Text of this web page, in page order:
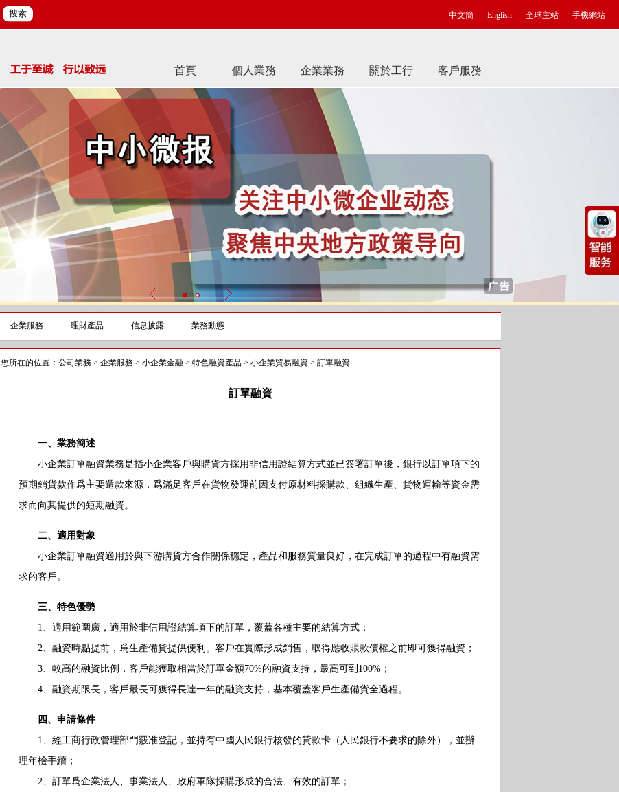
搜索 中文簡 English 全球主站 手機網站
首頁 個人業務 企業業務 關於工行 客戶服務
企業服務 理財產品 信息披露 業務動態
您所在的位置： 公司業務 > 企業服務 > 小企業金融 > 特色融資產品 > 小企業貿易融資 > 訂單融資
訂單融資
一、業務簡述
小企業訂單融資業務是指小企業客戶與購貨方採用非信用證結算方式並已簽署訂單後，銀行以訂單項下的
預期銷貨款作爲主要還款來源，爲滿足客戶在貨物發運前因支付原材料採購款、組織生產、貨物運輸等資金需
求而向其提供的短期融資。
二、適用對象
小企業訂單融資適用於與下游購貨方合作關係穩定，產品和服務質量良好，在完成訂單的過程中有融資需
求的客戶。
三、特色優勢
1、適用範圍廣，適用於非信用證結算項下的訂單，覆蓋各種主要的結算方式；
2、融資時點提前，爲生產備貨提供便利。客戶在實際形成銷售，取得應收賬款債權之前即可獲得融資；
3、較高的融資比例，客戶能獲取相當於訂單金額70%的融資支持，最高可到100%；
4、融資期限長，客戶最長可獲得長達一年的融資支持，基本覆蓋客戶生產備貨全過程。
四、申請條件
1、經工商行政管理部門覈准登記，並持有中國人民銀行核發的貸款卡（人民銀行不要求的除外），並辦
理年檢手續；
2、訂單爲企業法人、事業法人、政府軍隊採購形成的合法、有效的訂單；